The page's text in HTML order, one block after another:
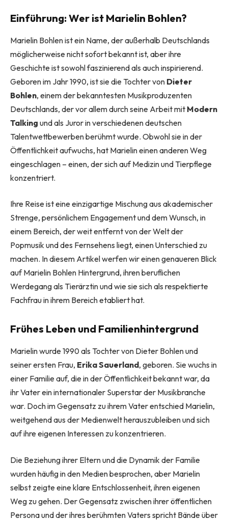
Einführung: Wer ist Marielin Bohlen?
Marielin Bohlen ist ein Name, der außerhalb Deutschlands
möglicherweise nicht sofort bekannt ist, aber ihre
Geschichte ist sowohl faszinierend als auch inspirierend.
Geboren im Jahr 1990, ist sie die Tochter von Dieter
Bohlen, einem der bekanntesten Musikproduzenten
Deutschlands, der vor allem durch seine Arbeit mit Modern
Talking und als Juror in verschiedenen deutschen
Talentwettbewerben berühmt wurde. Obwohl sie in der
Öffentlichkeit aufwuchs, hat Marielin einen anderen Weg
eingeschlagen – einen, der sich auf Medizin und Tierpflege
konzentriert.
Ihre Reise ist eine einzigartige Mischung aus akademischer
Strenge, persönlichem Engagement und dem Wunsch, in
einem Bereich, der weit entfernt von der Welt der
Popmusik und des Fernsehens liegt, einen Unterschied zu
machen. In diesem Artikel werfen wir einen genaueren Blick
auf Marielin Bohlen Hintergrund, ihren beruflichen
Werdegang als Tierärztin und wie sie sich als respektierte
Fachfrau in ihrem Bereich etabliert hat.
Frühes Leben und Familienhintergrund
Marielin wurde 1990 als Tochter von Dieter Bohlen und
seiner ersten Frau, Erika Sauerland, geboren. Sie wuchs in
einer Familie auf, die in der Öffentlichkeit bekannt war, da
ihr Vater ein internationaler Superstar der Musikbranche
war. Doch im Gegensatz zu ihrem Vater entschied Marielin,
weitgehend aus der Medienwelt herauszubleiben und sich
auf ihre eigenen Interessen zu konzentrieren.
Die Beziehung ihrer Eltern und die Dynamik der Familie
wurden häufig in den Medien besprochen, aber Marielin
selbst zeigte eine klare Entschlossenheit, ihren eigenen
Weg zu gehen. Der Gegensatz zwischen ihrer öffentlichen
Persona und der ihres berühmten Vaters spricht Bände über